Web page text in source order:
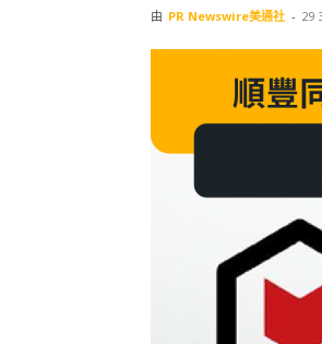
由 PR Newswire美通社 - 29